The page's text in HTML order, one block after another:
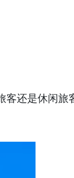
客还是休闲旅